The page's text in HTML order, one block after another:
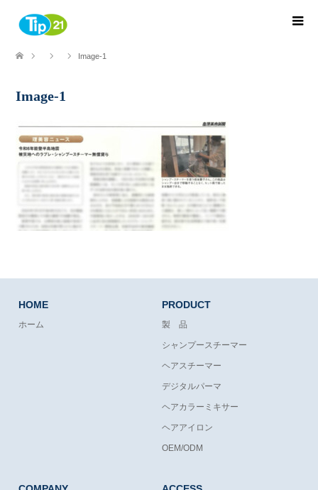
Image-1
Image-1
HOME
ホーム
PRODUCT
製 品
シャンプースチーマー
ヘアスチーマー
デジタルパーマ
ヘアカラーミキサー
ヘアアイロン
OEM/ODM